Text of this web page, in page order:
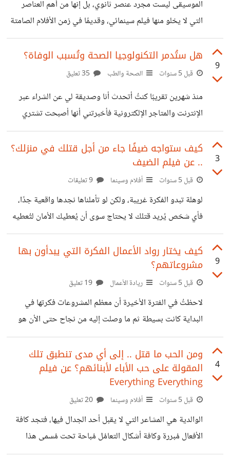
موجز في سطر لما يُمكنه تقديمه، ثم وضع قيمة العرض مباشرة*
الموسيقى ليست مجرد عنصر ثانوي، بل إنها من أهم العناصر
التي لا يخلو منها فيلم سينمائي، وقديمًا في زمن الأفلام الصامتة
كان يتم الإعتماد على الموسيقى بدلًا من الحوار وكان بعض صُناع
الفن يُطلقون عليها الحوار المُلحَّن. في بداية صناعة السينما *كان
يتم الإعتماد على الموسيقى الحية من قِبل ملحنين أثناء
الصوت*، وهو الشريط *المسئول عن اضافة عنصر الموسيقى
الى شريط الفيلم*؛ بل كان هناك ما يُسمى *بالسيناريو
الموسيقي* وهو
9
هل ستُدمر التكنولوجيا الصحة وتُسبب الوفاة؟
قبل 5 سنوات الصحة والطب
منذ شهرين تقريبًا كنتُ أتحدث أنا وصديقة لي عن الشراء عبر
الإنترنت والمتاجر الإلكترونية فأخبرتني أنها أصبحت تشتري
بعض الأطعمة الطازجة عبر المتاجر الإلكترونية بدلًا من ذهابها
إلى السوق، وشاركت معي متجر إلكتروني للأسماك الطازجة، يوفر
لي صور واقعية وأختار الأسماك ويتم توصيلها إلى المنزل بدلًا من
أن أذهب وأختارها بيدي. أعجبتني الفكرة وتحمستُ لها، بعدها
بفترة وجدتُ متجر إلكتروني لبيع الخضروات طازجة يوم بيوم،
وبنفس ألية بيع السمك ويتم التوصيل فيه خلال ساعة،
3
كيف ستواجه ضيفًا جاء من أجل قتلك في منزلك؟
.. عن فيلم الضيف
قبل 5 سنوات أفلام وسينما
لوهلة تبدو الفكرة غريبة، ولكن لو تأملناها نجدها واقعية جدًا،
فأي شخص يُريد قتلك لا يحتاج سوى أن يُعطيك الأمان لتُعطيه
موعد داخل بيتك وكلك ثقة أنه لن يؤذيك!، ثم يقتلك ويرحل
وكأن شيء لم يكن.. https://suar.me/X0n8m *إسم الفيلم
IMDb* ##القصة: أسرة من أب وأم وفتاة تعيش حياة هادئة
ومستقرة، الأب مُحب لإبنته ومتعاون مع زوجته، والزوجة أم
حنونة وبشوشة وهادئة، والإبنة مدللة ووحيدة وبريئة.. تستعد
9
كيف يختار رواد الأعمال الفكرة التي يبدأون بها
مشروعاتهم؟
قبل 5 سنوات ريادة الأعمال
لاحظتُ في الفترة الأخيرة أن معظم المشروعات فكرتها في
البداية كانت بسيطة ثم ما وصلت إليه من نجاح حتى الأن هو
تطوير لفكرة آمن بها أصحابها ليس أكثر! لو اتخذنا على سبيل
المثال شركات الهاتف المحمول، أظن *الفكرة* كانت *الحاجة إلى
وسيلة إتصال لا سلكية تجعل الأشخاص يستطيعون التواصل مع
بعضهم خارج المنزل*، من هنا جاء *الهاتف المحمول الأول من
شركة موتورولا*، وما حدث بعد ذلك أن كل شركة دخلت إلى
المنافسة كانت تعمل على *تحسينه وتطويره واضافة مميزات
له*
4
ومن الحب ما قتل .. إلى أي مدى تنطبق تلك
المقولة على حب الأباء لأبنائهم؟ عن فيلم
Everything Everything
قبل 5 سنوات أفلام وسينما
الوالدية هي المشاعر التي لا يقبل أحد الجدال فيها، فتجد كافة
الأفعال مُبررة وكافة أشكال التعامُل مُباحة تحت مُسمى هذا
والده، هذه والدته!؛ لتخرج أجيال فيما بعد ضحايا لأبائهم دون أن